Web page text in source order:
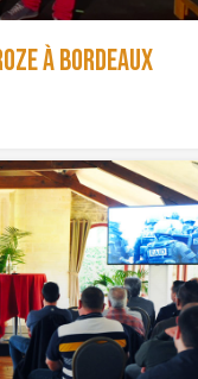
à Bordeaux